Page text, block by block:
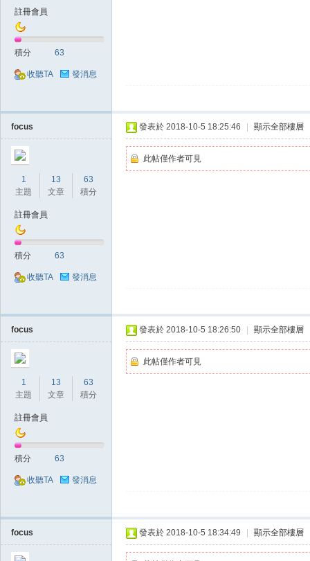
註冊會員
積分 63
收聽TA 發消息
focus
1
主題
13
文章
63
積分
註冊會員
積分 63
收聽TA 發消息
發表於 2018-10-5 18:25:46 顯示全部樓層
此帖僅作者可見
focus
1
主題
13
文章
63
積分
註冊會員
積分 63
收聽TA 發消息
發表於 2018-10-5 18:26:50 顯示全部樓層
此帖僅作者可見
focus 發表於 2018-10-5 18:34:49 顯示全部樓層